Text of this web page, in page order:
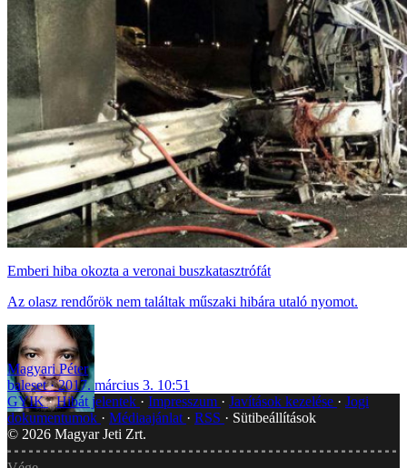
Emberi hiba okozta a veronai buszkatasztrófát
Az olasz rendőrök nem találtak műszaki hibára utaló nyomot.
Magyari Péter
baleset
2017. március 3. 10:51
GYIK Hibát jelentek Impresszum Javítások kezelése
Jogi
dokumentumok
Médiaajánlat RSS
Sütibeállítások
© 2026 Magyar Jeti Zrt.